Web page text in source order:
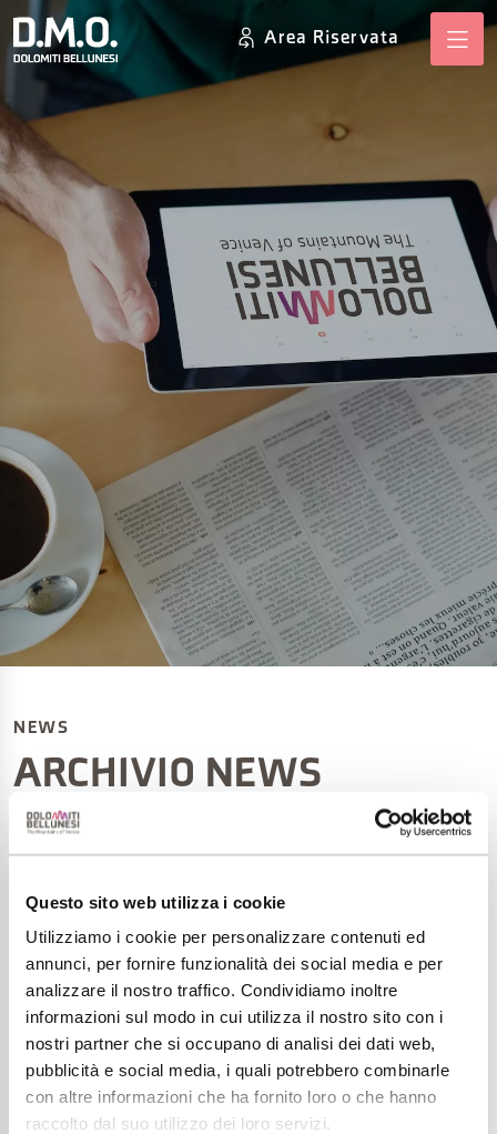
Questo sito web utilizza i cookie
Utilizziamo i cookie per personalizzare contenuti ed
annunci, per fornire funzionalità dei social media e per
analizzare il nostro traffico. Condividiamo inoltre
informazioni sul modo in cui utilizza il nostro sito con i
nostri partner che si occupano di analisi dei dati web,
pubblicità e social media, i quali potrebbero combinarle
con altre informazioni che ha fornito loro o che hanno
raccolto dal suo utilizzo dei loro servizi.
Area Riservata
ARCHIVIO NEWS
NEWS
Benvenuti nella sezione dedicata alle news della
aggiornamenti sulle attività, i progetti e gli eventi
legati alle Dolomiti Bellunesi.
Dalle iniziative ai progetti di sviluppo del territorio,
dalle collaborazioni con partner locali e internazionali
alle opportunità di finanziamento e bandi aperti:
questo è lo spazio in cui potrai rimanere sempre
aggiornato su tutto ciò che accade. Visita spesso